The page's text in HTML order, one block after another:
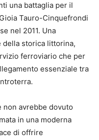
una battaglia per il
Tauro-Cinquefrondi
nel 2011. Una
della storica littorina,
ferroviario che per
essenziale tra
non avrebbe dovuto
in una moderna
di offrire